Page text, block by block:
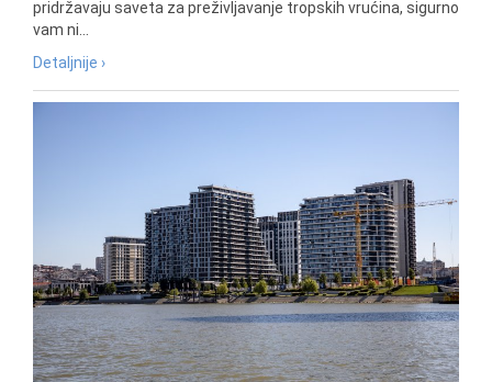
pridržavaju saveta za preživljavanje tropskih vrućina, sigurno
vam ni...
Detaljnije ›